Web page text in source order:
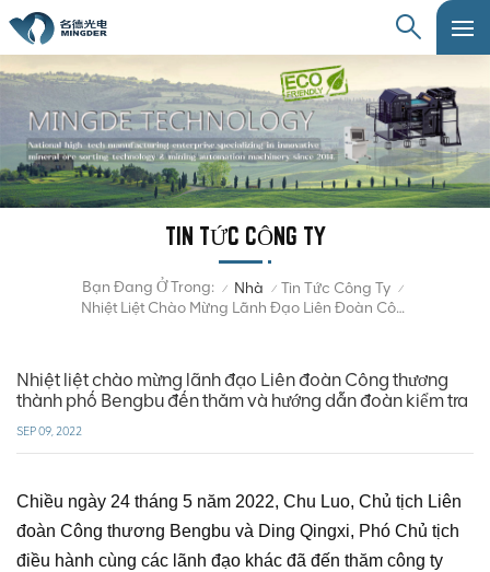
TIN TỨC CÔNG TY
Bạn Đang Ở Trong: / Nhà / Tin Tức Công Ty /
Nhiệt Liệt Chào Mừng Lãnh Đạo Liên Đoàn Công Thương Thành Phố Bengbu Đến Thăm Và Hướng Dẫn Đoàn Kiểm Tra
Nhiệt liệt chào mừng lãnh đạo Liên đoàn Công thương
thành phố Bengbu đến thăm và hướng dẫn đoàn kiểm tra
SEP 09, 2022
Chiều ngày 24 tháng 5 năm 2022, Chu Luo, Chủ tịch Liên
đoàn Công thương Bengbu và Ding Qingxi, Phó Chủ tịch
điều hành cùng các lãnh đạo khác đã đến thăm công ty